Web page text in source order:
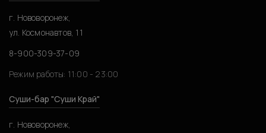
г. Нововоронеж,
ул. Космонавтов, 11
8-900-309-37-09
Режим работы: 11:00 - 23:00
Суши-бар "Суши Край"
г. Нововоронеж,